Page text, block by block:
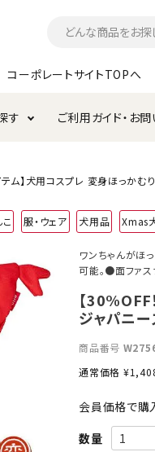
コーポレートサイトTOPへ
お手入れ・ケア用品
サークル・ケージ
防虫用品
替え・交換パーツ
トイレタリー・消臭剤
キャリーバッグ
服・ウェア
極上
けりぐるみ特集
す
投げて遊ぶ
まとめ買いでオトク！！
ご利用ガイド・お
ご注文方法について
テム】犬用コスプレ 変身ほっかむ
服・ウェア 犬用品 Xmas
ワンちゃんがほ
可能。●面ファ
【
ジャパニー
商品番号
通常価格 ¥
会員価格で購